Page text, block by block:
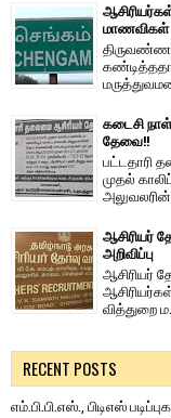
மாணவிகள்
கடைசி
தேவை!!
பட்டதாரி
முதல்
ஆசிரியர்
அறிவிப்பு
ஆசிரியர்
வித்​துறை
RECENT POSTS
எம்.பி.பி.எஸ்., பிடிஎஸ்